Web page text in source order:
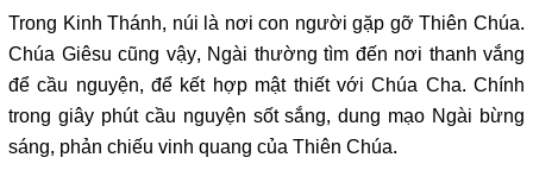
Trong Kinh Thánh, núi là nơi con người gặp gỡ Thiên Chúa.
Chúa Giêsu cũng vậy, Ngài thường tìm đến nơi thanh vắng
để cầu nguyện, để kết hợp mật thiết với Chúa Cha. Chính
trong giây phút cầu nguyện sốt sắng, dung mạo Ngài bừng
sáng, phản chiếu vinh quang của Thiên Chúa.